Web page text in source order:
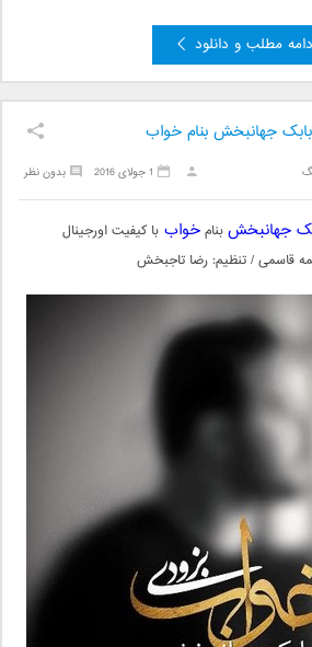
مطلب و دانلود
جهانبخش بنام خواب
بدون نظر 1 جولای 2016
جهانبخشبنامخواب با کیفیت اورجینال
قاسمى /تنظیم: رضا تاجبخش